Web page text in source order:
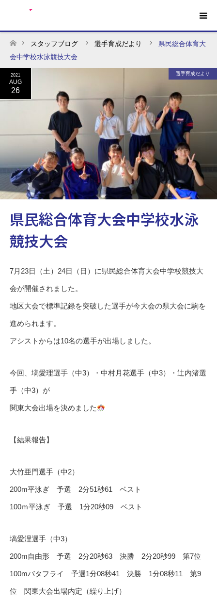
ホーム
スタッフブログ 選手育成だより
県民総合体育大
会中学校水泳競技大会
2021
AUG
26
選手育成だより
県民総合体育大会中学校水泳
競技大会
7月23日（土）24日（日）に県民総合体育大会中学校競技大
会が開催されました。
地区大会で標準記録を突破した選手が今大会の県大会に駒を
進められます。
アシストからは10名の選手が出場しました。
今回、塙愛理選手（中3）・中村月花選手（中3）・辻内渚選
手（中3）が
関東大会出場を決めました
【結果報告】
大竹亜門選手（中2）
200m平泳ぎ 予選 2分51秒61 ベスト
100ｍ平泳ぎ 予選 1分20秒09 ベスト
塙愛浬選手（中3）
200m自由形 予選 2分20秒63 決勝 2分20秒99 第7位
100mバタフライ 予選1分08秒41 決勝 1分08秒11 第9
位 関東大会出場内定（繰り上げ）